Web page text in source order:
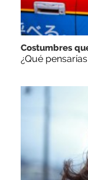
Costumbres
¿Qué